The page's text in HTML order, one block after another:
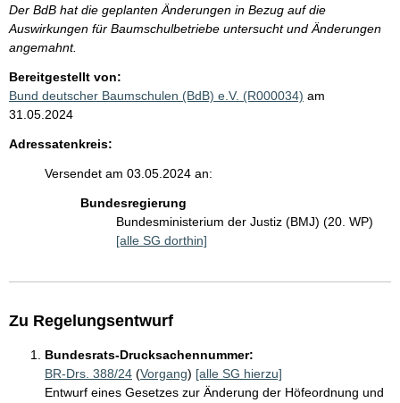
Der BdB hat die geplanten Änderungen in Bezug auf die
Auswirkungen für Baumschulbetriebe untersucht und Änderungen
angemahnt.
Bereitgestellt von:
Bund deutscher Baumschulen (BdB) e.V. (R000034) am
31.05.2024
Adressatenkreis:
Versendet am 03.05.2024 an:
Bundesregierung
Bundesministerium der Justiz (BMJ) (20. WP)
[alle SG dorthin]
Zu Regelungsentwurf
Bundesrats-Drucksachennummer:
BR-Drs. 388/24 (Vorgang) [alle SG hierzu]
Entwurf eines Gesetzes zur Änderung der Höfeordnung und